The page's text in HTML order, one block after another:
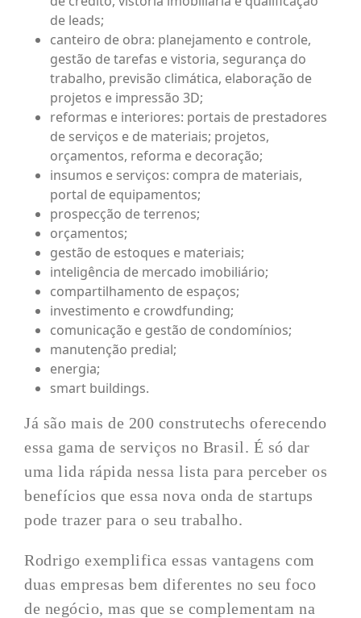
de leads;
canteiro de obra: planejamento e controle,
gestão de tarefas e vistoria, segurança do
trabalho, previsão climática, elaboração de
projetos e impressão 3D;
reformas e interiores: portais de prestadores
de serviços e de materiais; projetos,
orçamentos, reforma e decoração;
insumos e serviços: compra de materiais,
portal de equipamentos;
prospecção de terrenos;
orçamentos;
gestão de estoques e materiais;
inteligência de mercado imobiliário;
compartilhamento de espaços;
investimento e crowdfunding;
comunicação e gestão de condomínios;
manutenção predial;
energia;
smart buildings.
Já são mais de 200 construtechs oferecendo
essa gama de serviços no Brasil. É só dar
uma lida rápida nessa lista para perceber os
benefícios que essa nova onda de startups
pode trazer para o seu trabalho.
Rodrigo exemplifica essas vantagens com
duas empresas bem diferentes no seu foco
de negócio, mas que se complementam na